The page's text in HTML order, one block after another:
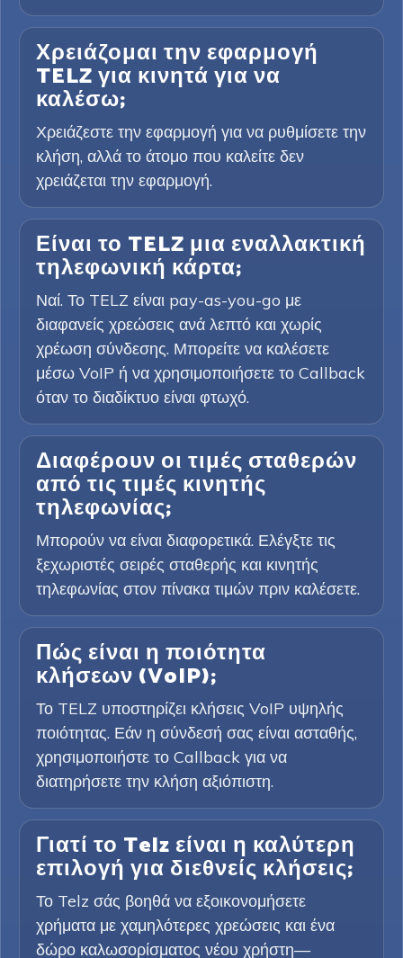
Χρειάζομαι την εφαρμογή
TELZ για κινητά για να
καλέσω;
Χρειάζεστε την εφαρμογή για να ρυθμίσετε την
κλήση, αλλά το άτομο που καλείτε δεν
χρειάζεται την εφαρμογή.
Είναι το TELZ μια εναλλακτική
τηλεφωνική κάρτα;
Ναί. Το TELZ είναι pay-as-you-go με
διαφανείς χρεώσεις ανά λεπτό και χωρίς
χρέωση σύνδεσης. Μπορείτε να καλέσετε
μέσω VoIP ή να χρησιμοποιήσετε το Callback
όταν το διαδίκτυο είναι φτωχό.
Διαφέρουν οι τιμές σταθερών
από τις τιμές κινητής
τηλεφωνίας;
Μπορούν να είναι διαφορετικά. Ελέγξτε τις
ξεχωριστές σειρές σταθερής και κινητής
τηλεφωνίας στον πίνακα τιμών πριν καλέσετε.
Πώς είναι η ποιότητα
κλήσεων (VoIP);
Το TELZ υποστηρίζει κλήσεις VoIP υψηλής
ποιότητας. Εάν η σύνδεσή σας είναι ασταθής,
χρησιμοποιήστε το Callback για να
διατηρήσετε την κλήση αξιόπιστη.
Γιατί το Telz είναι η καλύτερη
επιλογή για διεθνείς κλήσεις;
Το Telz σάς βοηθά να εξοικονομήσετε
χρήματα με χαμηλότερες χρεώσεις και ένα
δώρο καλωσορίσματος νέου χρήστη—